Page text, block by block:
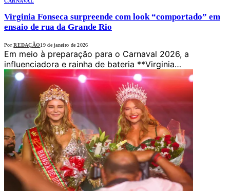
Virginia Fonseca surpreende com look “comportado” em
ensaio de rua da Grande Rio
Por REDAÇÃO19 de janeiro de 2026
Em meio à preparação para o Carnaval 2026, a
influenciadora e rainha de bateria **Virginia…